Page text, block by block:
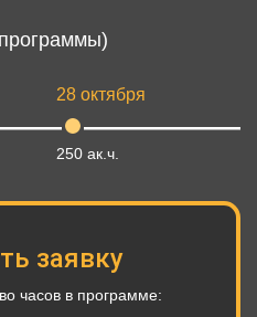
28 октября
250 ак.ч.
заявку
часов в программе: